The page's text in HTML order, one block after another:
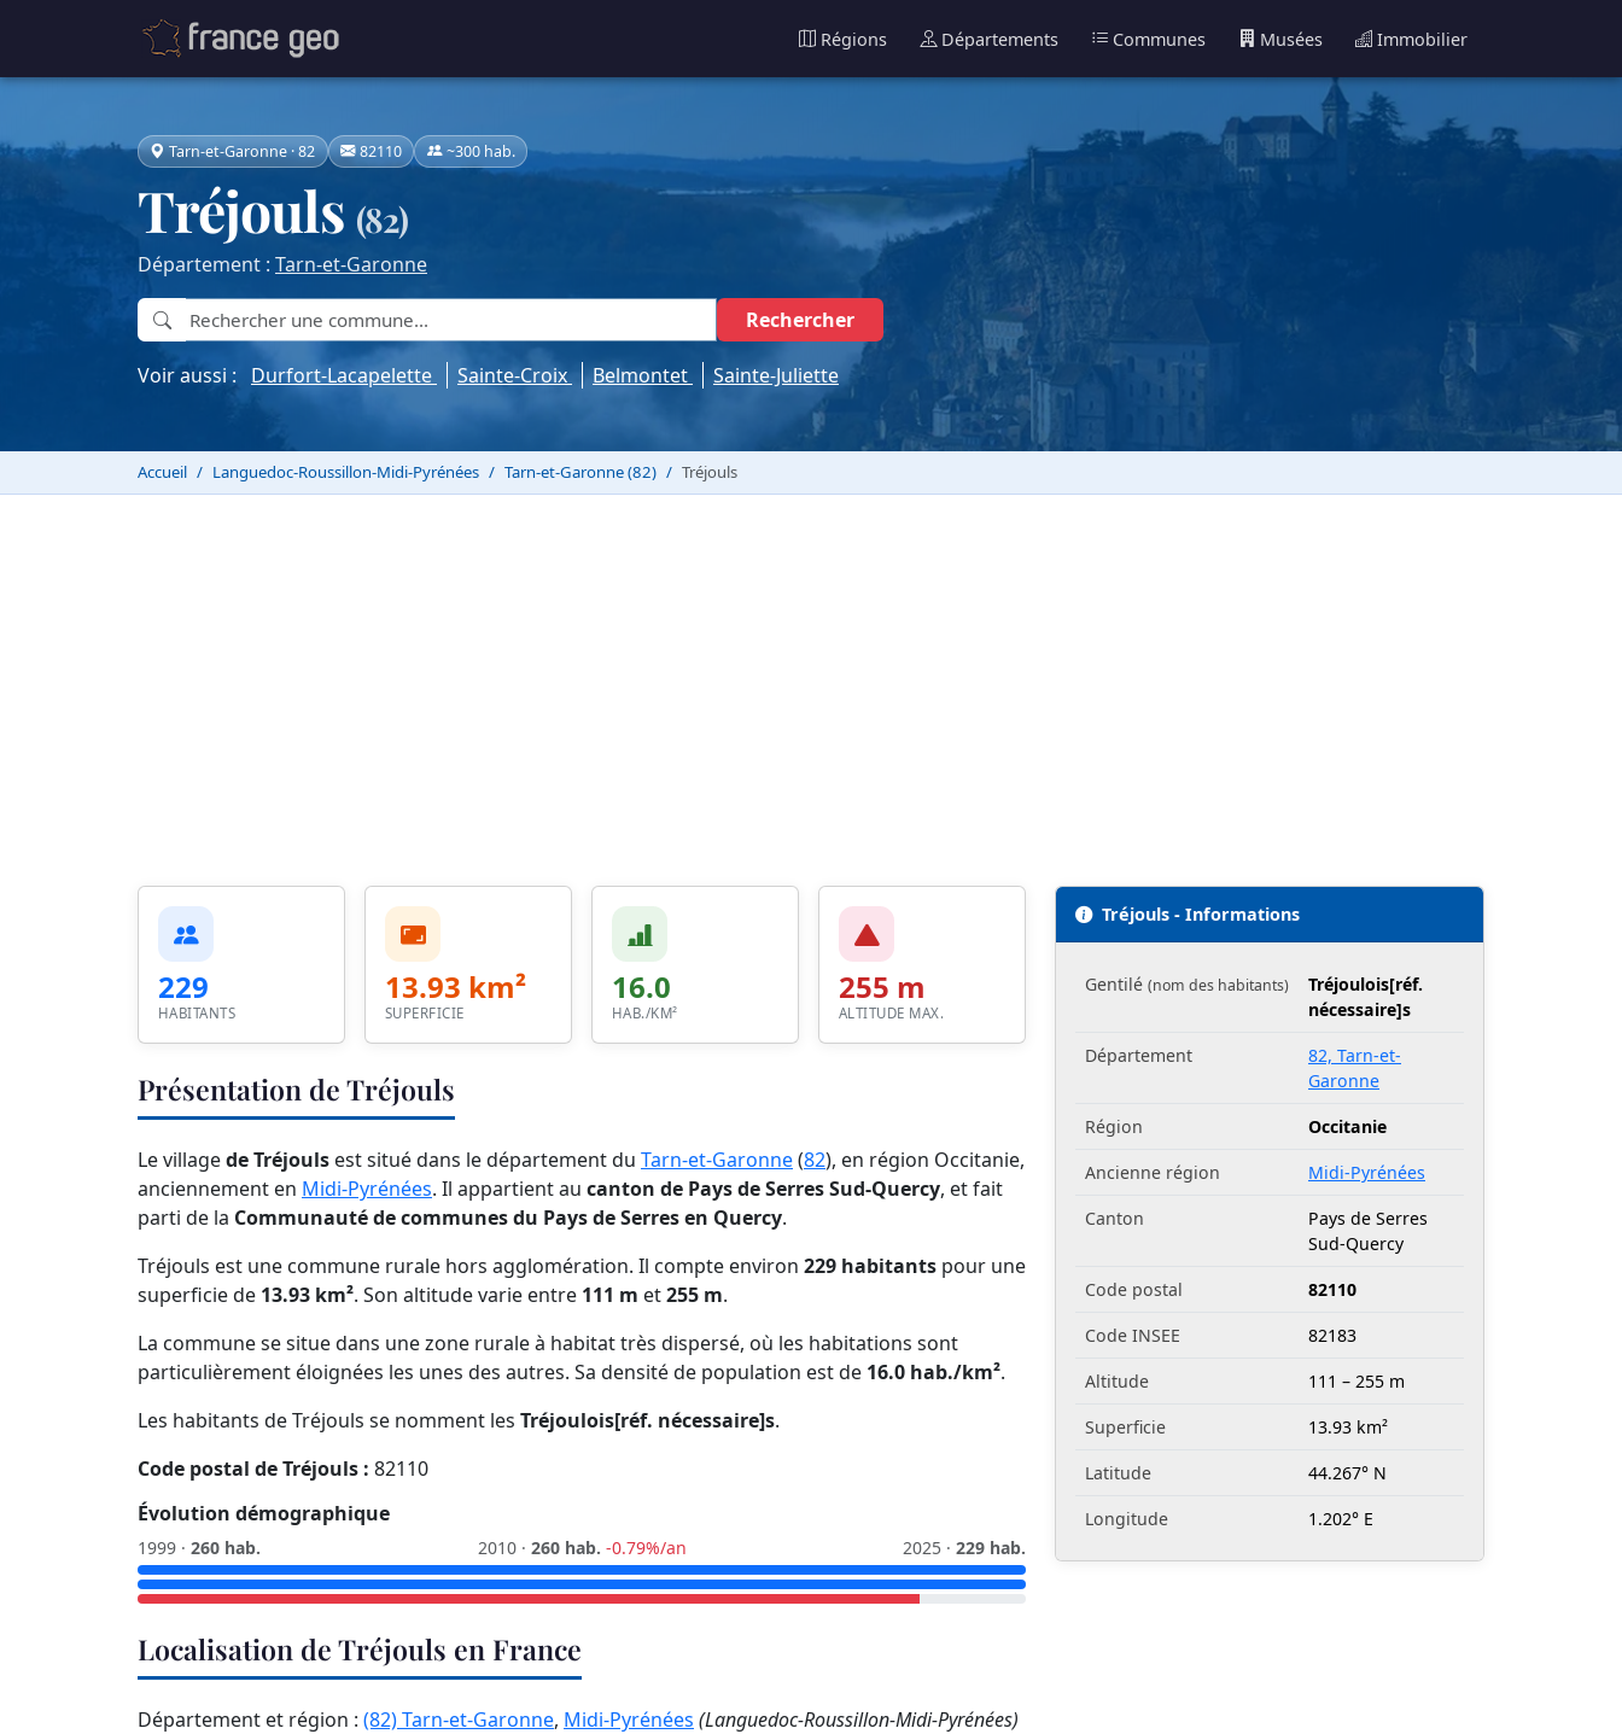
Régions Départements Communes Musées Immobilier
Tarn-et-Garonne · 82 82110 ~300 hab.
Tréjouls (82)
Département : Tarn-et-Garonne
Rechercher
Voir aussi : Durfort-Lacapelette Sainte-Croix Belmontet Sainte-Juliette
Accueil Languedoc-Roussillon-Midi-Pyrénées Tarn-et-Garonne (82) Tréjouls
229
HABITANTS
13.93 km²
SUPERFICIE
16.0
HAB./KM²
255 m
ALTITUDE MAX.
Présentation de Tréjouls
Le villagede Tréjouls est situé dans le département du Tarn-et-Garonne(82), en région Occitanie,
anciennement en Midi-Pyrénées. Il appartient au canton de Pays de Serres Sud-Quercy, et fait
parti de la Communauté de communes du Pays de Serres en Quercy.
Tréjouls est une commune rurale hors agglomération. Il compte environ 229 habitants pour une
superficie de 13.93 km². Son altitude varie entre 111 m et255 m.
La commune se situe dans une zone rurale à habitat très dispersé, où les habitations sont
particulièrement éloignées les unes des autres. Sa densité de population est de 16.0 hab./km².
Les habitants de Tréjouls se nomment les Tréjoulois[réf. nécessaire]s.
Code postal de Tréjouls : 82110
Évolution démographique
1999 · 260 hab. 2010 · 260 hab. -0.79%/an 2025 · 229 hab.
Localisation de Tréjouls en France
Département et région : (82) Tarn-et-Garonne, Midi-Pyrénées (Languedoc-Roussillon-Midi-Pyrénées)
Tréjouls - Informations
Gentilé (nom des habitants)
Tréjoulois[réf.
nécessaire]s
Département
82, Tarn-et-
Garonne
Région
Occitanie
Ancienne région
Midi-Pyrénées
Canton
Pays de Serres
Sud-Quercy
Code postal
82110
Code INSEE
82183
Altitude
111 – 255 m
Superficie
13.93 km²
Latitude
44.267° N
Longitude
1.202° E